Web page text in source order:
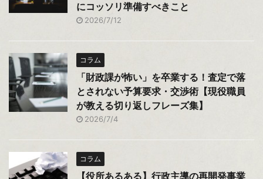
にコッソリ準備すべきこと
2026/7/12
コラム
「財政課が怖い」を卒業する！査定で落
とされない予算要求・交渉術【現役職員
が教える切り返しフレーズ集】
2026/7/4
コラム
【役所あるある】行政主導の再開発事業